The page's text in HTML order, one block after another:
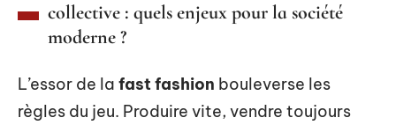
collective : quels enjeux pour la société
moderne ?
L’essor de la fast fashion bouleverse les
règles du jeu. Produire vite, vendre toujours